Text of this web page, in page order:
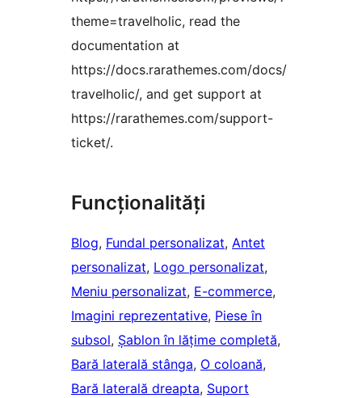
theme=travelholic, read the
documentation at
https://docs.rarathemes.com/docs/
travelholic/, and get support at
https://rarathemes.com/support-
ticket/.
Funcționalități
Blog, Fundal personalizat, Antet
personalizat, Logo personalizat
Meniu personalizat, E-commerce
Imagini reprezentative, Piese în
subsol, Șablon în lățime completă
Bară laterală stânga, O coloană
Bară laterală dreapta, Suport